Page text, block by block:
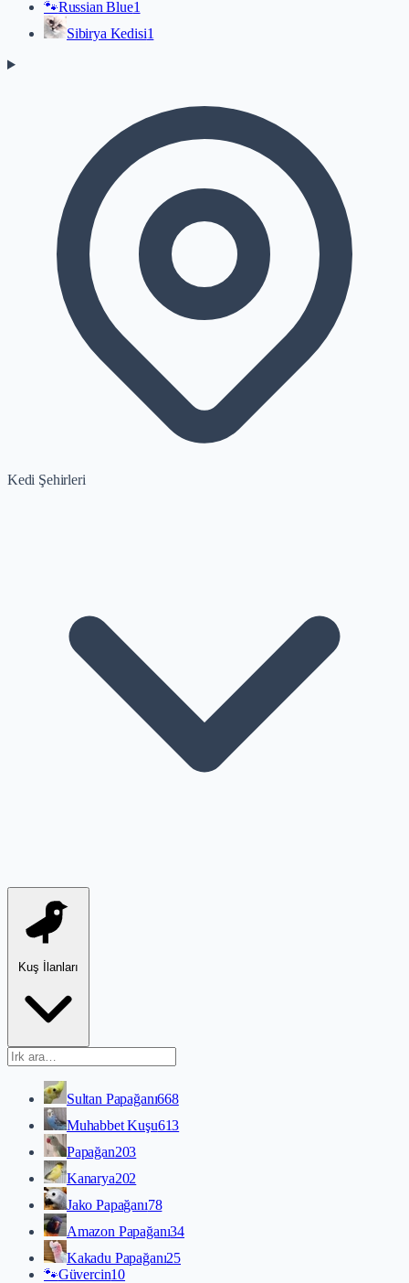
🐾Russian Blue1
Sibirya Kedisi1
Kedi Şehirleri
Kuş İlanları
Sultan Papağanı668
Muhabbet Kuşu613
Papağan203
Kanarya202
Jako Papağanı78
Amazon Papağanı34
Kakadu Papağanı25
🐾Güvercin10